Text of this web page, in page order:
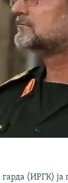
(ИРГК) ја